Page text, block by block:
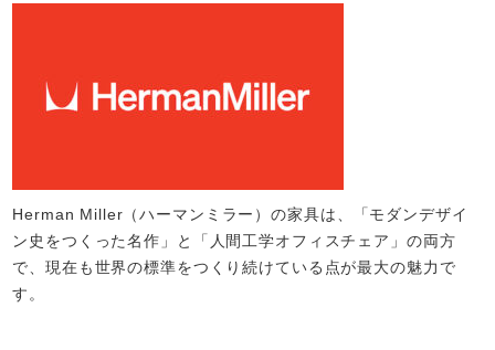
Herman Miller（ハーマンミラー）の家具は、「モダンデザイ
ン史をつくった名作」と「人間工学オフィスチェア」の両方
で、現在も世界の標準をつくり続けている点が最大の魅力で
す。